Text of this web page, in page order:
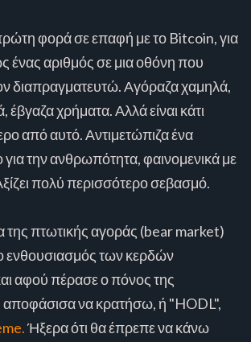
φορά σε επαφή με το Bitcoin, για
ένας αριθμός σε μια οθόνη που
διαπραγματευτώ. Αγόραζα χαμηλά,
χρήματα. Αλλά είναι κάτι
από αυτό. Αντιμετώπιζα ένα
την ανθρωπότητα, φαινομενικά με
πολύ περισσότερο σεβασμό.
της πτωτικής αγοράς (bear market)
ενθουσιασμός των κερδών
αφού πέρασε ο πόνος της
αποφάσισα να κρατήσω, ή "HODL",
Ήξερα ότι θα έπρεπε να κάνω